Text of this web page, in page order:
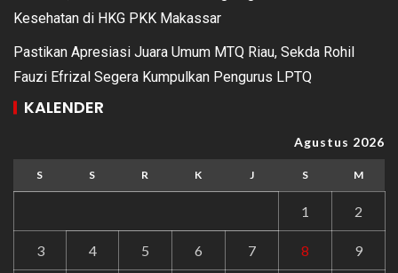
Kesehatan di HKG PKK Makassar
Pastikan Apresiasi Juara Umum MTQ Riau, Sekda Rohil
Fauzi Efrizal Segera Kumpulkan Pengurus LPTQ
KALENDER
Agustus 2026
S S R K J S M
1 2
3 4 5 6 7 8 9